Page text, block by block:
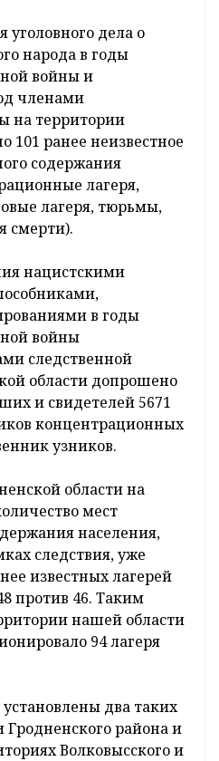
уголовного дела о
народа в годы
войны и
членами
на территории
101 ранее неизвестное
содержания
лагеря,
лагеря, тюрьмы,
смерти).
нацистскими
в годы
войны
следственной
области допрошено
и свидетелей 5671
концентрационных
узников.
области на
мест
населения,
следствия, уже
известных лагерей
против 46. Таким
нашей области
94 лагеря
два таких
Гродненского района и
Волковысского и